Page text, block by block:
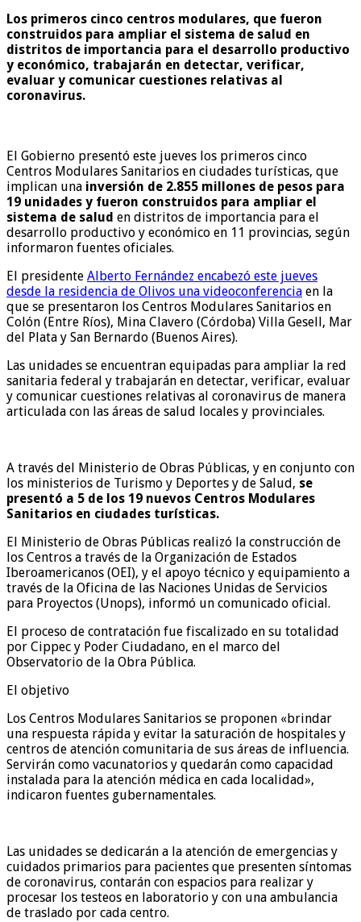
Los primeros cinco centros modulares, que fueron
construidos para ampliar el sistema de salud en
distritos de importancia para el desarrollo productivo
y económico, trabajarán en detectar, verificar,
evaluar y comunicar cuestiones relativas al
coronavirus.
El Gobierno presentó este jueves los primeros cinco
Centros Modulares Sanitarios en ciudades turísticas, que
implican una inversión de 2.855 millones de pesos para
19 unidades y fueron construidos para ampliar el
sistema de salud en distritos de importancia para el
desarrollo productivo y económico en 11 provincias, según
informaron fuentes oficiales.
El presidente Alberto Fernández encabezó este jueves
desde la residencia de Olivos una videoconferencia en la
que se presentaron los Centros Modulares Sanitarios en
Colón (Entre Ríos), Mina Clavero (Córdoba) Villa Gesell, Mar
del Plata y San Bernardo (Buenos Aires).
Las unidades se encuentran equipadas para ampliar la red
sanitaria federal y trabajarán en detectar, verificar, evaluar
y comunicar cuestiones relativas al coronavirus de manera
articulada con las áreas de salud locales y provinciales.
A través del Ministerio de Obras Públicas, y en conjunto con
los ministerios de Turismo y Deportes y de Salud, se
presentó a 5 de los 19 nuevos Centros Modulares
Sanitarios en ciudades turísticas.
El Ministerio de Obras Públicas realizó la construcción de
los Centros a través de la Organización de Estados
Iberoamericanos (OEI), y el apoyo técnico y equipamiento a
través de la Oficina de las Naciones Unidas de Servicios
para Proyectos (Unops), informó un comunicado oficial.
El proceso de contratación fue fiscalizado en su totalidad
por Cippec y Poder Ciudadano, en el marco del
Observatorio de la Obra Pública.
El objetivo
Los Centros Modulares Sanitarios se proponen «brindar
una respuesta rápida y evitar la saturación de hospitales y
centros de atención comunitaria de sus áreas de influencia.
Servirán como vacunatorios y quedarán como capacidad
instalada para la atención médica en cada localidad»,
indicaron fuentes gubernamentales.
Las unidades se dedicarán a la atención de emergencias y
cuidados primarios para pacientes que presenten síntomas
de coronavirus, contarán con espacios para realizar y
procesar los testeos en laboratorio y con una ambulancia
de traslado por cada centro.